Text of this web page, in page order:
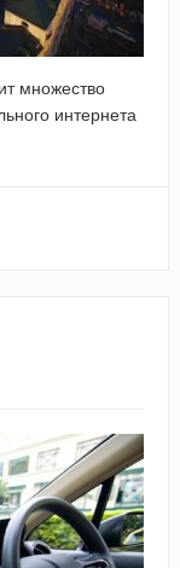
множество
интернета